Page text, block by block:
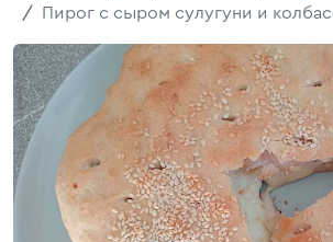
Пирог с сыром сулугуни и